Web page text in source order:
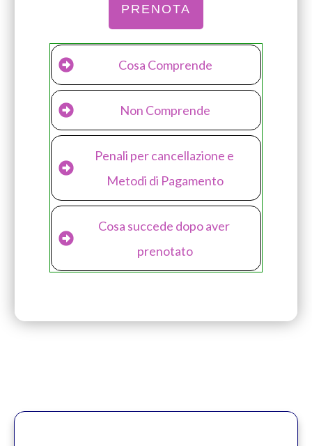
PRENOTA
Cosa Comprende
Non Comprende
Penali per cancellazione e
Metodi di Pagamento
Cosa succede dopo aver
prenotato